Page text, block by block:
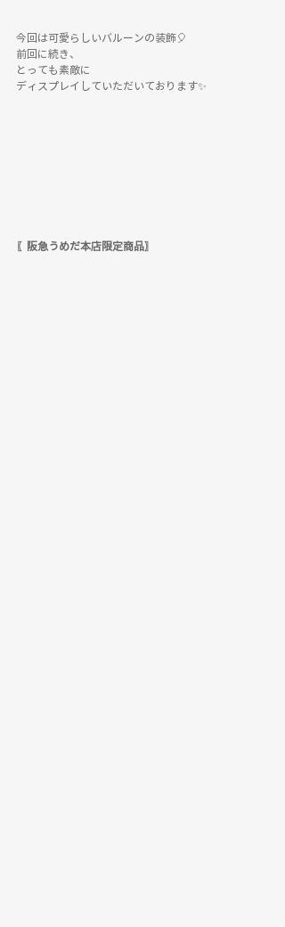
今回は可愛らしいバルーンの装飾🎈
前回に続き、
とっても素敵に
ディスプレイしていただいております✨
〖阪急うめだ本店限定商品〗